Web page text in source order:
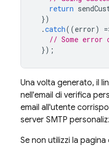
return
})
.catch((error) =
// Some error
});
Una volta generato, il
nell'email di verifica
email all'utente
server SMTP
Se non utilizzi la